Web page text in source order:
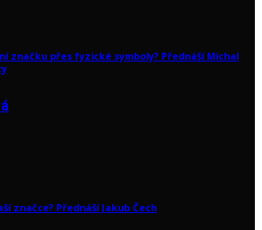
značku přes fyzické symboly? Přednáší Michal
značce? Přednáší Jakub Čech